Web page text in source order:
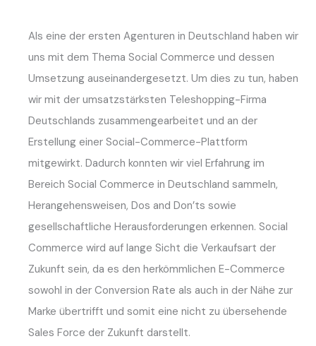
Als eine der ersten Agenturen in Deutschland haben wir
uns mit dem Thema Social Commerce und dessen
Umsetzung auseinandergesetzt. Um dies zu tun, haben
wir mit der umsatzstärksten Teleshopping-Firma
Deutschlands zusammengearbeitet und an der
Erstellung einer Social-Commerce-Plattform
mitgewirkt. Dadurch konnten wir viel Erfahrung im
Bereich Social Commerce in Deutschland sammeln,
Herangehensweisen, Dos and Don’ts sowie
gesellschaftliche Herausforderungen erkennen. Social
Commerce wird auf lange Sicht die Verkaufsart der
Zukunft sein, da es den herkömmlichen E-Commerce
sowohl in der Conversion Rate als auch in der Nähe zur
Marke übertrifft und somit eine nicht zu übersehende
Sales Force der Zukunft darstellt.